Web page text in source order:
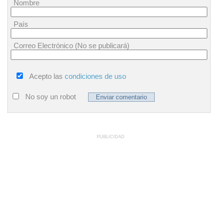
Nombre
País
Correo Electrónico (No se publicará)
Acepto las condiciones de uso
No soy un robot
PUBLICIDAD